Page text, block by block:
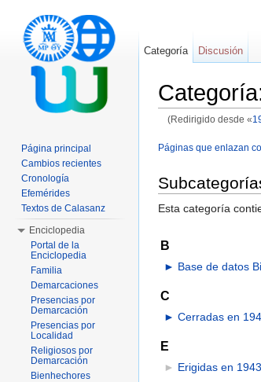
(Redirigido desde «
Páginas que enlazan
Esta categoría
B
► Base de datos
C
► Cerradas en
E
► Erigidas en 1943
Categoría Discusión
Página principal
Cambios recientes
Cronología
Efemérides
Textos de Calasanz
Enciclopedia
Portal de la
Enciclopedia
Familia
Demarcaciones
Presencias por
Demarcación
Presencias por
Localidad
Religiosos por
Demarcación
Bienhechores